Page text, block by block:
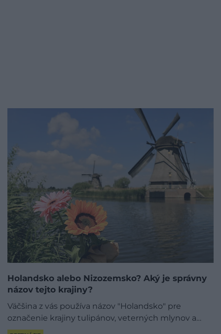
Holandsko alebo Nizozemsko? Aký je správny
názov tejto krajiny?
Väčšina z vás používa názov "Holandsko" pre
označenie krajiny tulipánov, veterných mlynov a…